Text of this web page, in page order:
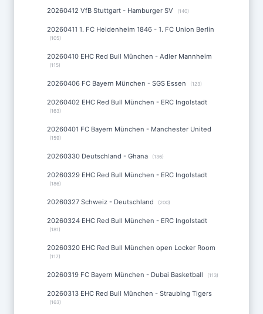
20260412 VfB Stuttgart - Hamburger SV (140)
20260411 1. FC Heidenheim 1846 - 1. FC Union Berlin
(105)
20260410 EHC Red Bull München - Adler Mannheim
(115)
20260406 FC Bayern München - SGS Essen (123)
20260402 EHC Red Bull München - ERC Ingolstadt
(163)
20260401 FC Bayern München - Manchester United
(159)
20260330 Deutschland - Ghana (136)
20260329 EHC Red Bull München - ERC Ingolstadt
(186)
20260327 Schweiz - Deutschland (200)
20260324 EHC Red Bull München - ERC Ingolstadt
(181)
20260320 EHC Red Bull München open Locker Room
(117)
20260319 FC Bayern München - Dubai Basketball (113)
20260313 EHC Red Bull München - Straubing Tigers
(163)